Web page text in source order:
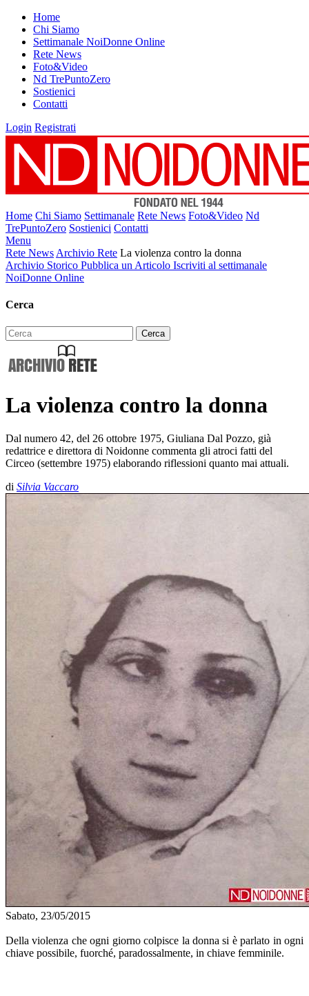
Home
Chi Siamo
Settimanale NoiDonne Online
Rete News
Foto&Video
Nd TrePuntoZero
Sostienici
Contatti
Login Registrati
Home Chi Siamo Settimanale Rete News Foto&Video Nd
TrePuntoZero Sostienici Contatti
Menu
Rete News Archivio Rete La violenza contro la donna
Archivio Storico Pubblica un Articolo Iscriviti al settimanale
NoiDonne Online
Cerca
La violenza contro la donna
Dal numero 42, del 26 ottobre 1975, Giuliana Dal Pozzo, già
redattrice e direttora di Noidonne commenta gli atroci fatti del
Circeo (settembre 1975) elaborando riflessioni quanto mai attuali.
di Silvia Vaccaro
Sabato, 23/05/2015
Della violenza che ogni giorno colpisce la donna si è parlato in ogni
chiave possibile, fuorché, paradossalmente, in chiave femminile.